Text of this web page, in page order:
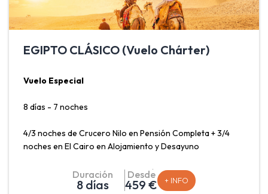
EGIPTO CLÁSICO (Vuelo Chárter)
Vuelo Especial
8 días - 7 noches
4/3 noches de Crucero Nilo en Pensión Completa + 3/4
noches en El Cairo en Alojamiento y Desayuno
Salidas Madrid: Lunes, Viernes y Sábado.
Salidas Barcelona, Málaga y Valencia: Lunes.
Duración
8 días
Desde
459 € + INFO